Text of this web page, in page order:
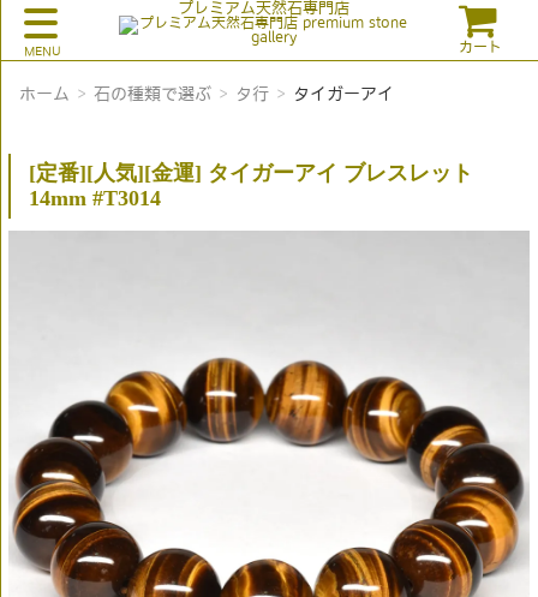
プレミアム天然石専門店
カート
ホーム 石の種類で選ぶ タ行 タイガーアイ
[定番][人気][金運] タイガーアイ ブレスレット
14mm #T3014